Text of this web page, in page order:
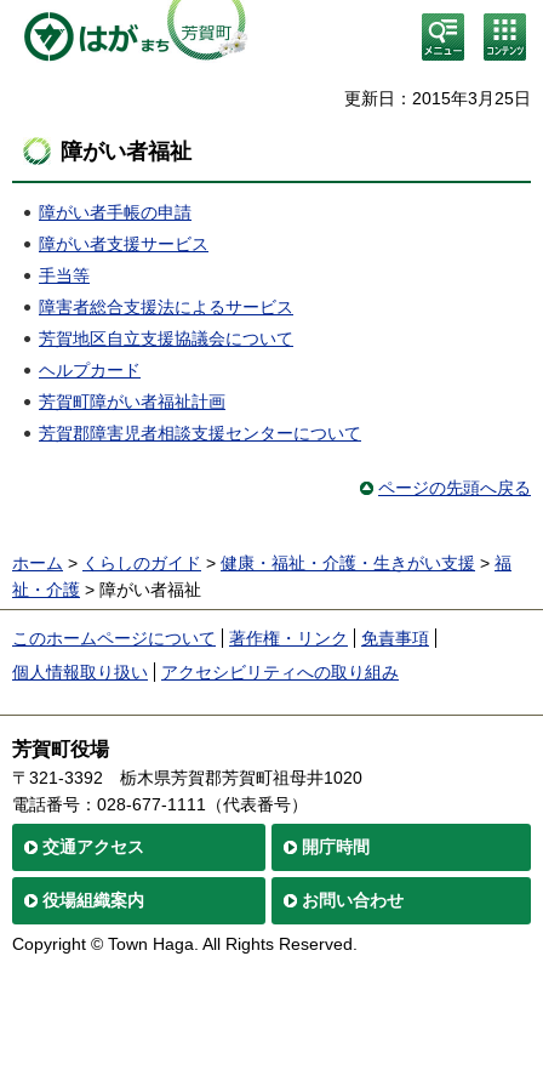
検
索・
メニ
コン
テン
ニュ
更新日：2015年3月25日
障がい者福祉
障がい者手帳の申請
障がい者支援サービス
手当等
障害者総合支援法によるサービス
芳賀地区自立支援協議会について
ヘルプカード
芳賀町障がい者福祉計画
芳賀郡障害児者相談支援センターについて
ページの先頭へ戻る
ホーム > くらしのガイド > 健康・福祉・介護・生きがい支援 > 福
祉・介護 > 障がい者福祉
このホームページについて 著作権・リンク
免責事項
個人情報取り扱い
アクセシビリティへの取り組み
芳賀町役場
〒321-3392
栃木県芳賀郡芳賀町祖母井1020
電話番号：028-677-1111（代表番号）
交通アクセス 開庁時間
役場組織案内 お問い合わせ
Copyright © Town Haga. All Rights Reserved.